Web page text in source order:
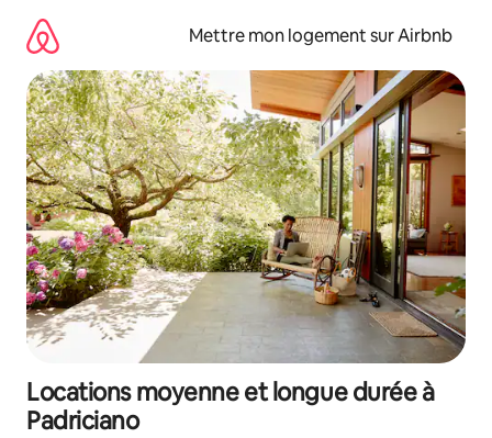
directement
contenu
Mettre mon logement sur Airbnb
Locations moyenne et longue durée à
Padriciano